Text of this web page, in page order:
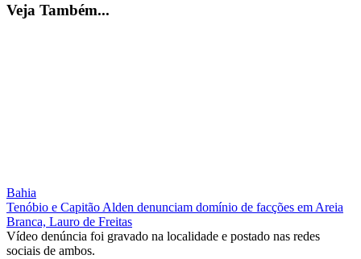
Veja Também...
Bahia
Tenóbio e Capitão Alden denunciam domínio de facções em Areia
Branca, Lauro de Freitas
Vídeo denúncia foi gravado na localidade e postado nas redes
sociais de ambos.